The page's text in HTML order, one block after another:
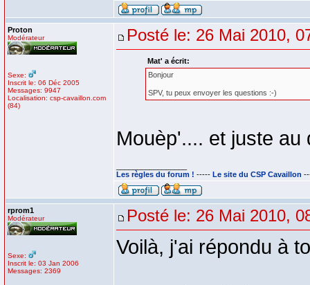
Proton
Modérateur
Sexe:
Inscrit le: 06 Déc 2005
Messages: 9947
Localisation: csp-cavaillon.com
(84)
Posté le: 26 Mai 2010,
Mat' a écrit:
Bonjour
SPV, tu peux envoyer les questions :-)
Mouèp'.... et juste
Les règles du forum ! ----- Le site du CSP Cavaillon
rprom1
Modérateur
Sexe:
Inscrit le: 03 Jan 2006
Messages: 2369
Posté le: 26 Mai 2010,
Voilà, j'ai répondu à